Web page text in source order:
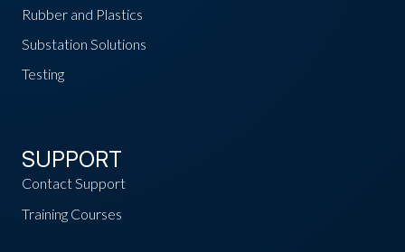
Rubber and Plastics
Substation Solutions
Testing
SUPPORT
Contact Support
Training Courses